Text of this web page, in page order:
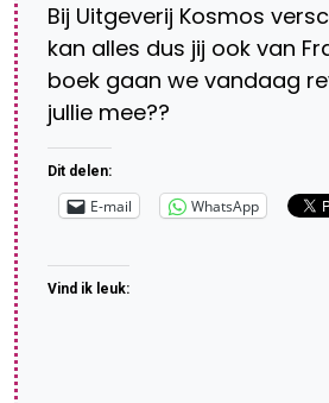
Bij Uitgeverij Kosmos
kan alles dus jij ook van
boek gaan we vandaag
jullie mee??
Dit delen:
E-mail WhatsApp
Vind ik leuk: